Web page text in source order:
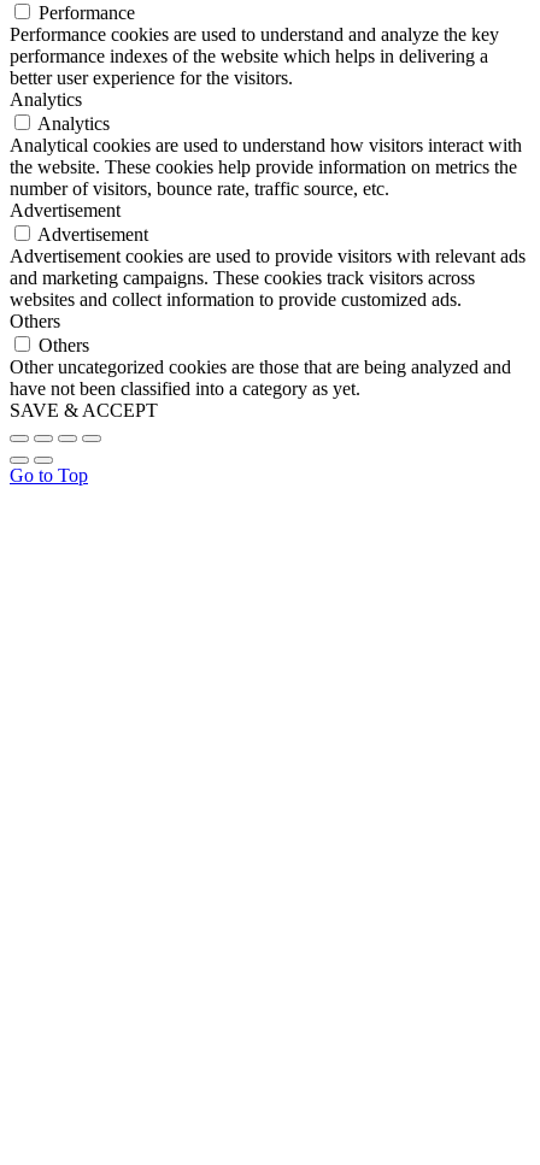
Performance
Performance cookies are used to understand and analyze the key
performance indexes of the website which helps in delivering a
better user experience for the visitors.
Analytics
Analytics
Analytical cookies are used to understand how visitors interact with
the website. These cookies help provide information on metrics the
number of visitors, bounce rate, traffic source, etc.
Advertisement
Advertisement
Advertisement cookies are used to provide visitors with relevant ads
and marketing campaigns. These cookies track visitors across
websites and collect information to provide customized ads.
Others
Others
Other uncategorized cookies are those that are being analyzed and
have not been classified into a category as yet.
SAVE & ACCEPT
Go to Top